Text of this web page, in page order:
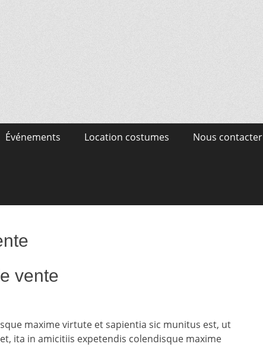
Événements Location costumes Nous contacter
vente
maxime virtute et sapientia sic munitus est, ut
ita in amicitiis expetendis colendisque maxime